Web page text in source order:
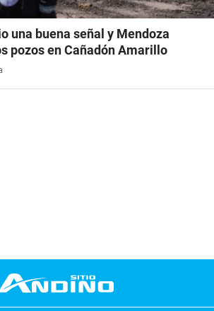
una buena señal y Mendoza
pozos en Cañadón Amarillo